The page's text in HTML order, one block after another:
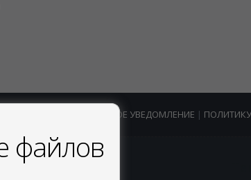
ОФИЦИАЛЬНОЕ УВЕДОМЛЕНИЕ |
файлов